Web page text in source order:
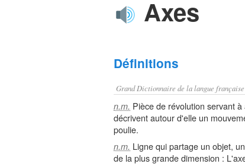
Axes
Définitions
Grand Dictionnaire de la langue
n.m. Pièce de révolution servant
décrivent autour d'elle un
poulie.
n.m. Ligne qui partage un objet,
de la plus grande dimension :